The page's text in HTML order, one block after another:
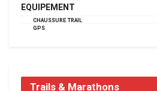
EQUIPEMENT
CHAUSSURE TRAIL
GPS
Trails & Marathons